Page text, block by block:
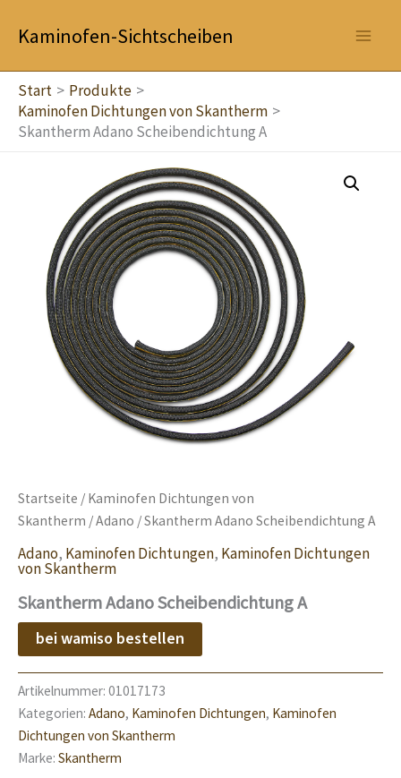
InhaltKaminofen-Sichtscheiben
Start
Produkte
Kaminofen Dichtungen von Skantherm
Skantherm Adano Scheibendichtung A
Startseite / Kaminofen Dichtungen von
Skantherm /Adano / Skantherm Adano Scheibendichtung A
Adano, Kaminofen Dichtungen, Kaminofen Dichtungen
von Skantherm
Skantherm Adano Scheibendichtung A
bei wamiso bestellen
Artikelnummer: 01017173
Kategorien: Adano, Kaminofen Dichtungen, Kaminofen
Dichtungen von Skantherm
Marke: Skantherm